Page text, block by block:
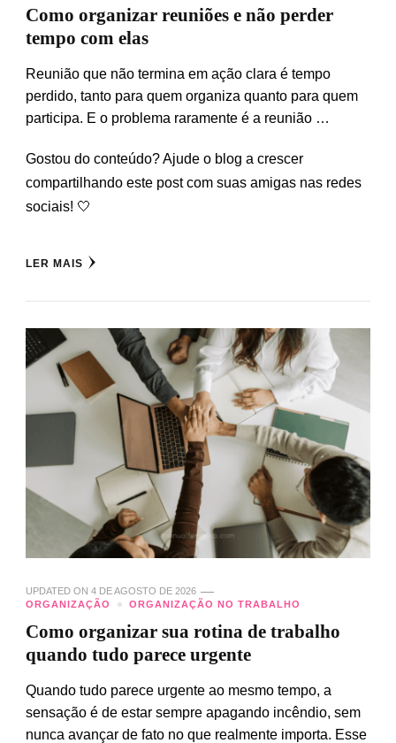
Como organizar reuniões e não perder
tempo com elas
Reunião que não termina em ação clara é tempo
perdido, tanto para quem organiza quanto para quem
participa. E o problema raramente é a reunião …
Gostou do conteúdo? Ajude o blog a crescer
compartilhando este post com suas amigas nas redes
sociais! 🤍
LER MAIS
UPDATED ON 4 DE AGOSTO DE 2026
ORGANIZAÇÃO
ORGANIZAÇÃO NO TRABALHO
Como organizar sua rotina de trabalho
quando tudo parece urgente
Quando tudo parece urgente ao mesmo tempo, a
sensação é de estar sempre apagando incêndio, sem
nunca avançar de fato no que realmente importa. Esse